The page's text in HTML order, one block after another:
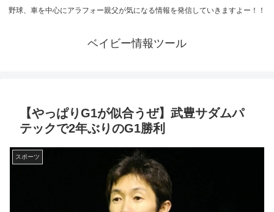
野球、車を中心にアラフォー親父が気になる情報を発信していきますよー！！
ベイビー情報ツール
【やっぱりG1が似合うぜ】武豊サダムパ
テックで2年ぶりのG1勝利
スポーツ